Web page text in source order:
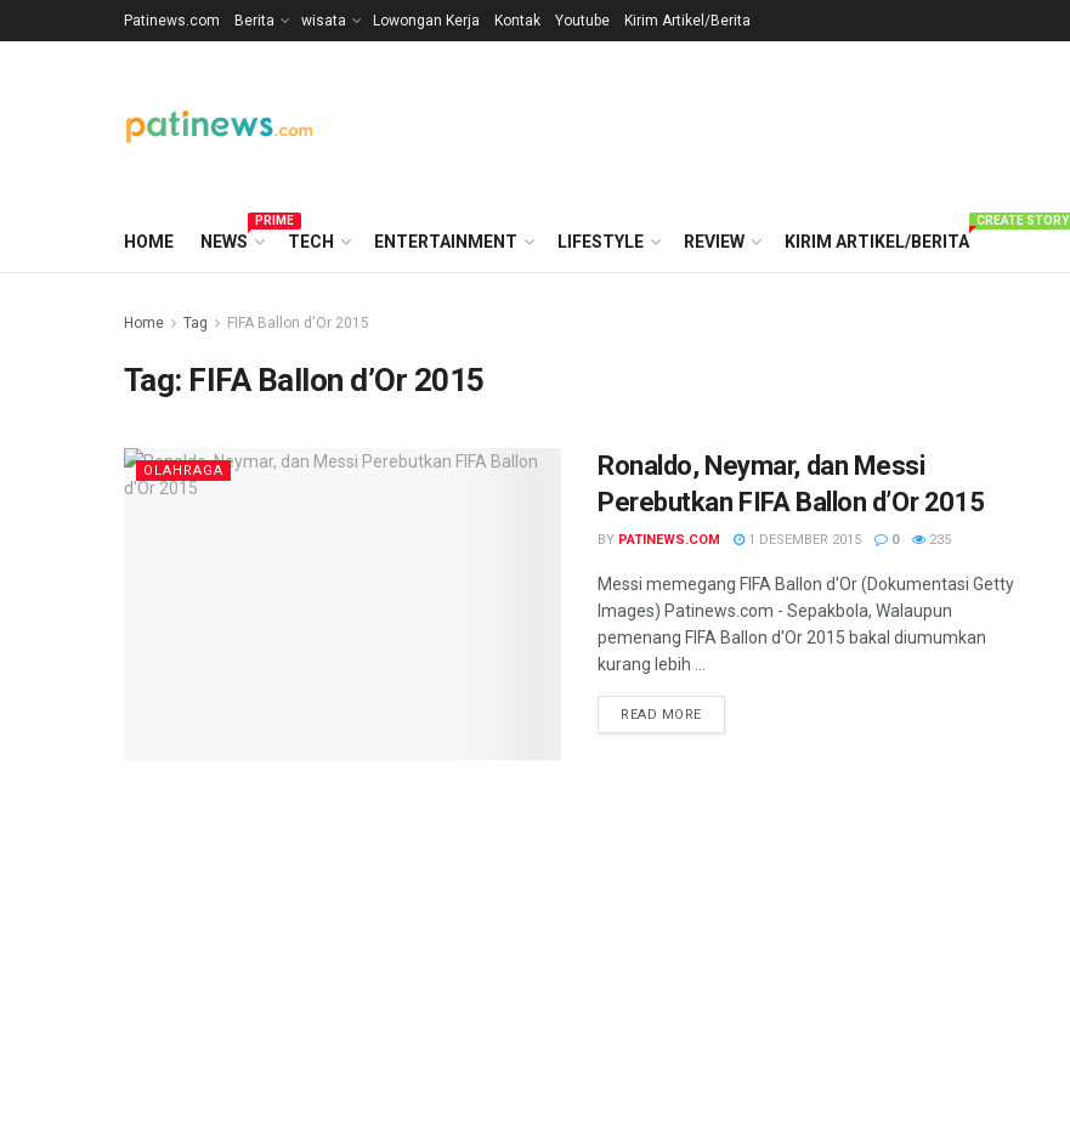
Patinews.com Berita wisata Lowongan Kerja Kontak Youtube Kirim Artikel/Berita
HOME NEWS
PRIME
TECH ENTERTAINMENT LIFESTYLE REVIEW KIRIM ARTIKEL/BERITA
CREATE STORY
Home Tag FIFA Ballon d'Or 2015
Tag: FIFA Ballon d’Or 2015
OLAHRAGA
Ronaldo, Neymar, dan Messi
Perebutkan FIFA Ballon d’Or 2015
BY PATINEWS.COM 1 DESEMBER 2015 0 235
Messi memegang FIFA Ballon d'Or (Dokumentasi Getty
Images) Patinews.com - Sepakbola, Walaupun
pemenang FIFA Ballon d'Or 2015 bakal diumumkan
kurang lebih ...
READ MOREDETAILS